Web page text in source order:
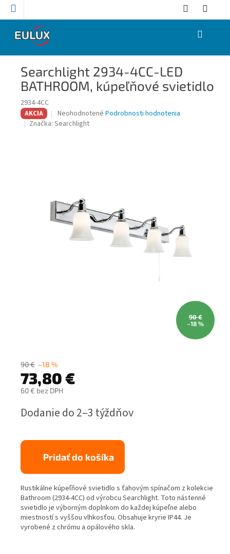
Prejsť
NÁKUPNÝ
Searchlight 2934-4CC-LED
BATHROOM, kúpeľňové svietidlo
2934-4CC
AKCIA
Priemerné
hodnotenie
Neohodnotené Podrobnosti hodnotenia
Značka: Searchlight
90 €
–18 %
90 € –18 %
73,80 €
60 € bez DPH
cena:
Dodanie do 2–3 týždňov
Pridať do košíka
Rustikálne kúpeľňové svietidlo s ťahovým spínačom z kolekcie
Bathroom (2934-4CC) od výrobcu Searchlight. Toto nástenné
svietidlo je výborným doplnkom do každej kúpeľne alebo
miestností s vyššou vlhkosťou. Obsahuje kryrie IP44. Je
vyrobené z chrómu a opálového skla.